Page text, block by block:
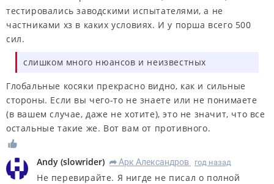
тестировались заводскими испытателями, а не
частниками хз в каких условиях. И у порша всего 500
сил.
слишком много нюансов и неизвестных
Глобальные косяки прекрасно видно, как и сильные
стороны. Если вы чего-то не знаете или не понимаете
(в вашем случае, даже не хотите), это не значит, что все
остальные такие же. Вот вам от противного.
Andy (slowrider) R Арк Александров год назад
Не перевирайте. Я нигде не писал о полной